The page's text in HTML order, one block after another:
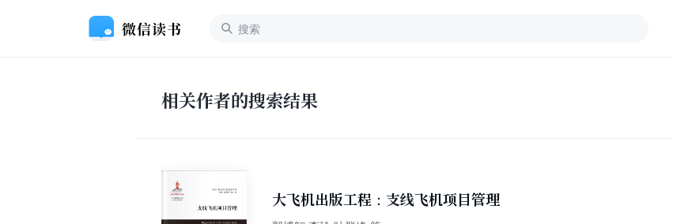
相关作者的搜索结果
大飞机出版工程：支线飞机项目管理